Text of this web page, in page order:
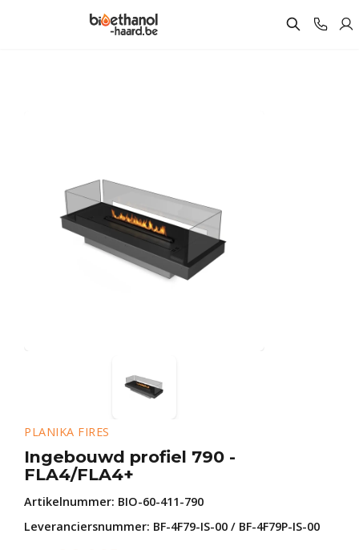
PLANIKA FIRES
Ingebouwd profiel 790 -
FLA4/FLA4+
Artikelnummer: BIO-60-411-790
Leveranciersnummer: BF-4F79-IS-00 / BF-4F79P-IS-00